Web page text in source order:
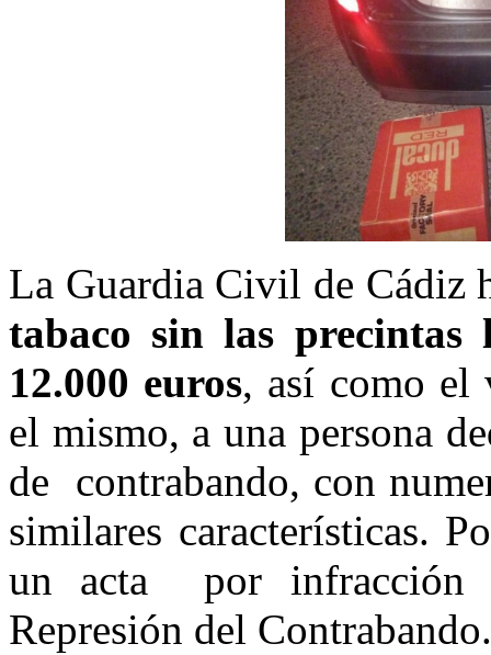
La Guardia Civil de Cádiz
tabaco sin las precintas
12.000 euros, así como el
el mismo, a una persona
de contrabando, con
similares características.
un acta por infracción
Represión del Contrabando.